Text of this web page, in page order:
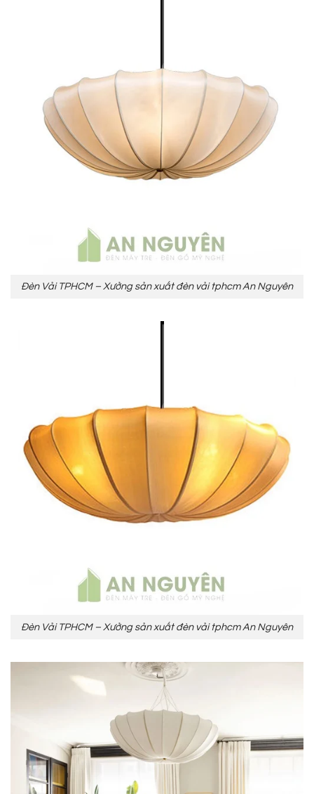
Đèn Vải TPHCM – Xưởng sản xuất đèn vải tphcm An Nguyên
Đèn Vải TPHCM – Xưởng sản xuất đèn vải tphcm An Nguyên